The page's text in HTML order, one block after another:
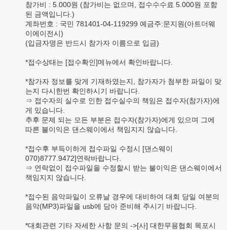
참가비 : 5.000원 (참가비는 없으며, 접수수수료 5.000원 포함
된 금액입니다.)
계좌번호 : 국민 781401-04-119299 예금주:문지원(아트더웨
이에이전시)
(입금자명은 반드시 참가자 이름으로 입금)
*접수상태는 [접수확인]메뉴에서 확인바랍니다.
*참가자 정보를 맞게 기재하였는지, 참가자가 첨부한 파일이 맞
는지 다시한번 확인하시기 바랍니다.
⇒ 접수자의 실수로 인한 접수실수의 책임은 접수자(참가자)에
게 있습니다.
추후 문제 되는 모든 부분은 접수자(참가자)에게 있으며 그에
따른 불이익은 댄스웨이에서 책임지지 않습니다.
*접수후 부득이하게 접수파일 수정시 [댄스웨이
070)8777.9472]연락바랍니다.
⇒ 연락없이 접수파일을 수정할시 받는 불이익은 댄스웨이에서
책임지지 않습니다.
*접수된 음악파일이 오류날 경우에 대비하여 대회 당일 여분의
음악(MP3)파일을 usb에 담아 준비해 주시기 바랍니다.
*대회관련 기타 자세한 사항 문의 ->[사] 대한무용협회 목포시